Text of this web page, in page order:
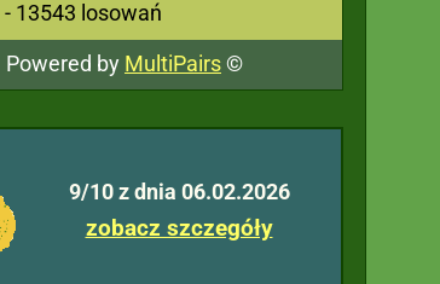
- 13543 losowań
Powered by MultiPairs©
9/10 z dnia 06.02.2026
zobacz szczegóły